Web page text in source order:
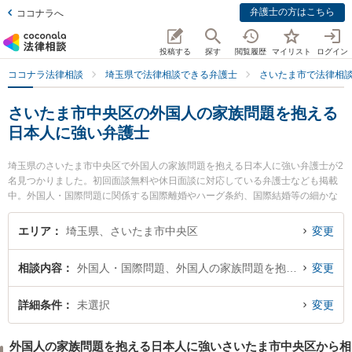
ココナラへ 弁護士の方はこちら
投稿する 探す 閲覧履歴 マイリスト ログイン
ココナラ法律相談 埼玉県で法律相談できる弁護士 さいたま市で法律相
さいたま市中央区の外国人の家族問題を抱える
日本人に強い弁護士
埼玉県のさいたま市中央区で外国人の家族問題を抱える日本人に強い弁護士が2
名見つかりました。初回面談無料や休日面談に対応している弁護士なども掲載
中。外国人・国際問題に関係する国際離婚やハーグ条約、国際結婚等の細かな
分野での絞り込み検索もでき便利です。特にSINTO法律事務所の鈴木 秀二弁護
士やさいたま新都心法律事務所の眞砂 一也弁護士のプロフィール情報や弁護士
い』『外国人の家族問題を抱える日本人のトラブル解決の実績豊富な近くの弁
護士を検索したい』『初回相談無料で外国人の家族問題を抱える日本人を法律
相談できるさいたま市中央区内の弁護士に相談予約したい』などでお困りの相
エリア 埼玉県、さいたま市中央区 変更
相談内容 変更
詳細条件 未選択 変更
外国人の家族問題を抱える日本人に強いさいたま市中央区から相